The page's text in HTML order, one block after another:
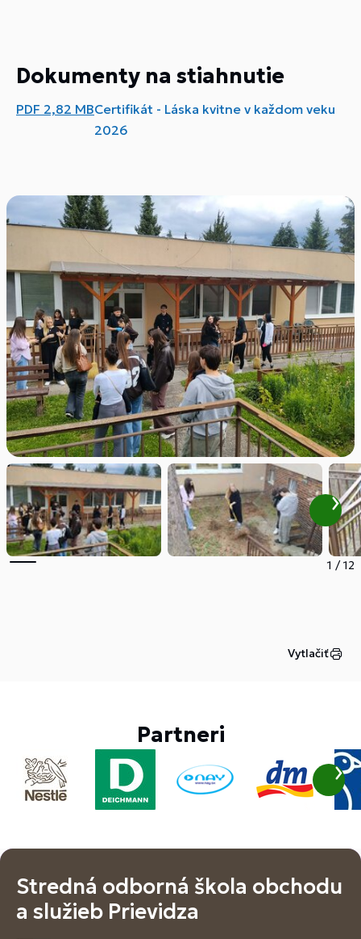
Dokumenty na stiahnutie
PDF 2,82 MBCertifikát - Láska kvitne v každom veku
2026
1 /12
Vytlačiť
Partneri
Stredná odborná škola obchodu
a služieb Prievidza